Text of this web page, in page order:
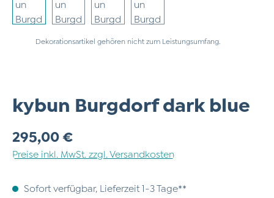
Dekorationsartikel gehören nicht zum Leistungsumfang.
kybun Burgdorf dark blue
Regulärer Preis:
295,00 €
Preise inkl. MwSt. zzgl. Versandkosten
Sofort verfügbar, Lieferzeit 1-3 Tage**